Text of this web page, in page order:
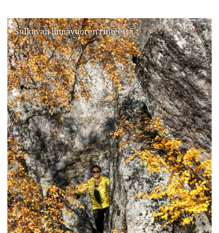
Sulkavan linnavuoren rinteessä.